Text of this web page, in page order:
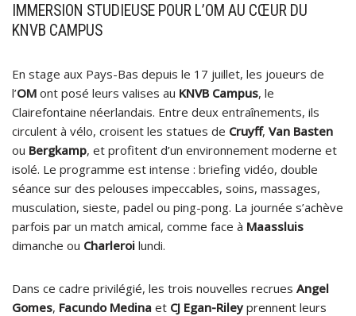
IMMERSION STUDIEUSE POUR L’OM AU CŒUR DU
KNVB CAMPUS
En stage aux Pays-Bas depuis le 17 juillet, les joueurs de
l’OM ont posé leurs valises au KNVB Campus, le
Clairefontaine néerlandais. Entre deux entraînements, ils
circulent à vélo, croisent les statues de Cruyff, Van Basten
ou Bergkamp, et profitent d’un environnement moderne et
isolé. Le programme est intense : briefing vidéo, double
séance sur des pelouses impeccables, soins, massages,
musculation, sieste, padel ou ping-pong. La journée s’achève
parfois par un match amical, comme face à Maassluis
dimanche ou Charleroi lundi.
Dans ce cadre privilégié, les trois nouvelles recrues Angel
Gomes, Facundo Medina et CJ Egan-Rileyprennent leurs